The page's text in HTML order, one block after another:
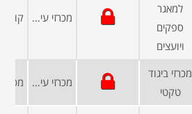
למאגר
ספקים
ויועצים
מכרזי עיריות ומועצות
מכרזי ביגוד
טקטי
מכרזי עיריות ומועצות